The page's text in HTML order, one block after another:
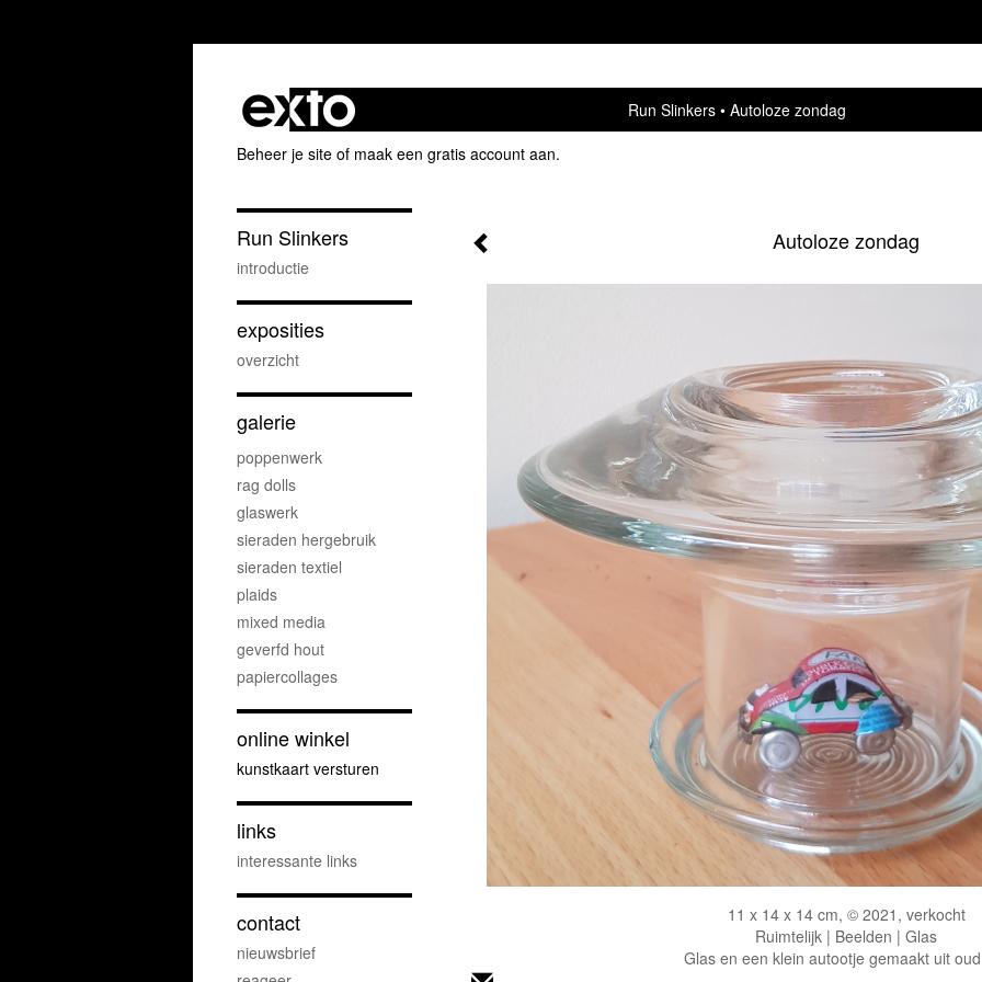
Run Slinkers
Autoloze zondag
Beheer je site of maak een gratis account aan.
Autoloze zondag
11 x 14 x 14 cm, © 2021, verkocht
Ruimtelijk | Beelden | Glas
Glas en een klein autootje gemaakt uit
Run Slinkers
introductie
exposities
overzicht
galerie
poppenwerk
rag dolls
glaswerk
sieraden hergebruik
sieraden textiel
plaids
mixed media
geverfd hout
papiercollages
online winkel
kunstkaart versturen
links
interessante links
contact
nieuwsbrief